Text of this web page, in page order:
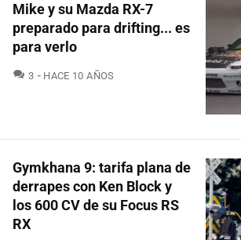
Mike y su Mazda RX-7
preparado para drifting... es
para verlo
3 COMENTARIOS
HACE 10 AÑOS
Gymkhana 9: tarifa plana de
derrapes con Ken Block y
los 600 CV de su Focus RS
RX